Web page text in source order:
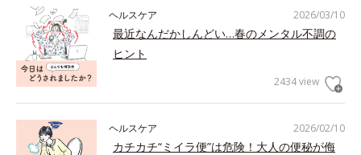
2026/03/10
ヘルスケア
最近なんだかしんどい…春のメンタル不調の
ヒント
2434 view
2026/02/10
ヘルスケア
カチカチ“ミイラ便”は危険！大人の便秘が侮